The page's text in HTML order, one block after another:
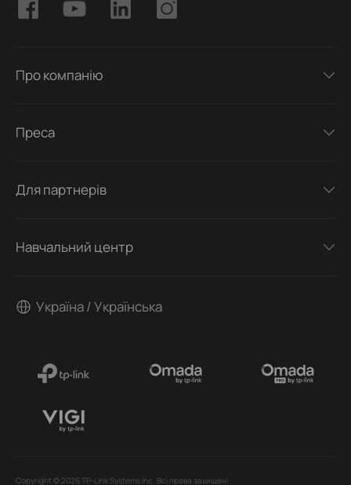
Про компанію
Преса
Для партнерів
Навчальний центр
Україна / Українська
Copyright © 2026 TP-Link Systems Inc. Всі права захищені